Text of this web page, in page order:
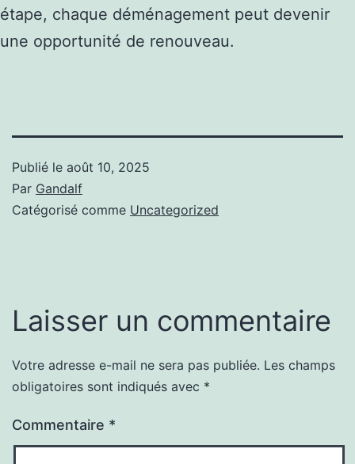
étape, chaque déménagement peut devenir
une opportunité de renouveau.
Publié le août 10, 2025
Par Gandalf
Catégorisé comme Uncategorized
Laisser un commentaire
Votre adresse e-mail ne sera pas publiée. Les champs
obligatoires sont indiqués avec *
Commentaire *